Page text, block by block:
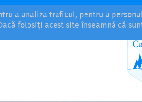
a analiza traficul, pentru a
folosiți acest site înseamnă că